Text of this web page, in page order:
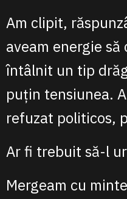
Am clipit,
aveam energie
întâlnit un tip
puțin tensiunea.
refuzat politicos,
Ar fi trebuit să-l
Mergeam cu